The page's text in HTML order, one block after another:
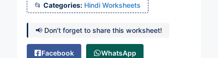
Categories: Hindi Worksheets
📢 Don’t forget to share this worksheet!
Facebook WhatsApp